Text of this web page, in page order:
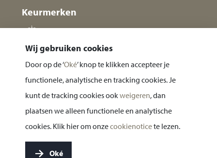
Keurmerken
Privacy statement
Wij gebruiken cookies
Door op de ‘Oké’ knop te klikken accepteer je
functionele, analytische en tracking cookies. Je
kunt de tracking cookies ookweigeren, dan
plaatsen we alleen functionele en analytische
cookies. Klik hier om onzecookienoticete lezen.
Oké